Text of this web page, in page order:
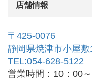
店舗情報
〒425-0076
静岡県焼津市小屋敷
TEL:054-628-5122
営業時間：10：00